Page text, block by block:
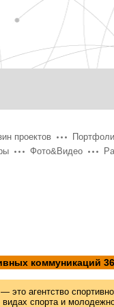
проектов
Фото&Видео
коммуникаций
это агентство
видах спорта и